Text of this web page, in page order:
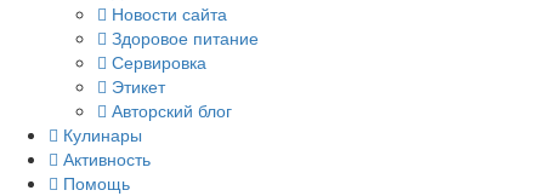
Новости сайта
Здоровое питание
Сервировка
Этикет
Авторский блог
Кулинары
Активность
Помощь